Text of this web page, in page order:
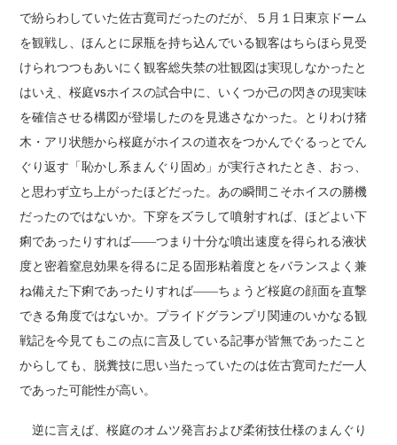
で紛らわしていた佐古寛司だったのだが、５月１日東京ドーム
を観戦し、ほんとに尿瓶を持ち込んでいる観客はちらほら見受
けられつつもあいにく観客総失禁の壮観図は実現しなかったと
はいえ、桜庭vsホイスの試合中に、いくつか己の閃きの現実味
を確信させる構図が登場したのを見逃さなかった。とりわけ猪
木・アリ状態から桜庭がホイスの道衣をつかんでぐるっとでん
ぐり返す「恥かし系まんぐり固め」が実行されたとき、おっ、
と思わず立ち上がったほどだった。あの瞬間こそホイスの勝機
だったのではないか。下穿をズラして噴射すれば、ほどよい下
痢であったりすれば――つまり十分な噴出速度を得られる液状
度と密着窒息効果を得るに足る固形粘着度とをバランスよく兼
ね備えた下痢であったりすれば――ちょうど桜庭の顔面を直撃
できる角度ではないか。プライドグランプリ関連のいかなる観
戦記を今見てもこの点に言及している記事が皆無であったこと
からしても、脱糞技に思い当たっていたのは佐古寛司ただ一人
であった可能性が高い。
逆に言えば、桜庭のオムツ発言および柔術技仕様のまんぐり